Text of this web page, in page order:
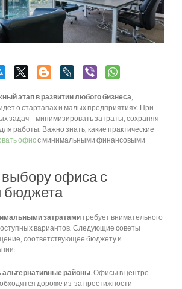
этап в развитии любого бизнеса,
о стартапах и малых предприятиях. При
задач – минимизировать затраты, сохраняя
работы. Важно знать, какие практические
офисс минимальными финансовыми
офиса с
бюджета
затратамитребует внимательного
вариантов. Следующие советы
соответствующее бюджету и
альтернативные районы. Офисы в центре
дороже из-за престижности